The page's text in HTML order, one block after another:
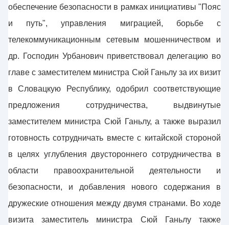
обеспечение безопасности в рамках инициативы "Пояс
и путь", управления миграцией, борьбе с
телекоммуникационным сетевым мошенничеством и
др. Господин Урбанович приветствовал делегацию во
главе с заместителем министра Сюй Ганьлу за их визит
в Словацкую Республику, одобрил соответствующие
предложения сотрудничества, выдвинутые
заместителем министра Сюй Ганьлу, а также выразил
готовность сотрудничать вместе с китайской стороной
в целях углубления двустороннего сотрудничества в
области правоохранительной деятельности и
безопасности, и добавления нового содержания в
дружеские отношения между двумя странами. Во ходе
визита заместитель министра Сюй Ганьлу также